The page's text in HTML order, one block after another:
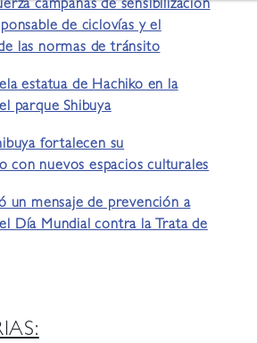
campañas de sensibilización
de ciclovías y el
las normas de tránsito
estatua de Hachiko en la
parque Shibuya
fortalecen su
con nuevos espacios culturales
un mensaje de prevención a
Día Mundial contra la Trata de